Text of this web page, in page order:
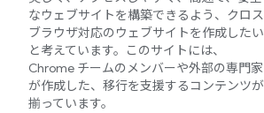
なウェブサイトを構築できるよう、クロス
ブラウザ対応のウェブサイトを作成したい
と考えています。このサイトには、
Chrome チームのメンバーや外部の専門家
が作成した、移行を支援するコンテンツが
揃っています。